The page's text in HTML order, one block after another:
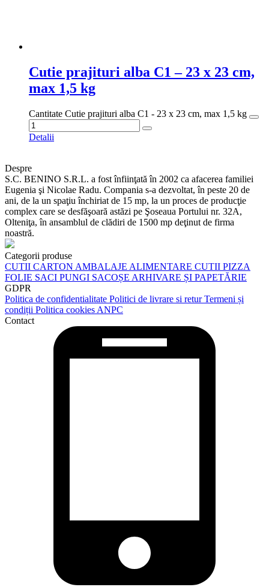
Cutie prajituri alba C1 – 23 x 23 cm,
max 1,5 kg
Cantitate Cutie prajituri alba C1 - 23 x 23 cm, max 1,5 kg
Detalii
Despre
S.C. BENINO S.R.L. a fost înfiinţată în 2002 ca afacerea familiei
Eugenia şi Nicolae Radu. Compania s-a dezvoltat, în peste 20 de
ani, de la un spaţiu închiriat de 15 mp, la un proces de producţie
complex care se desfăşoară astăzi pe Şoseaua Portului nr. 32A,
Olteniţa, în ansamblul de clădiri de 1500 mp deţinut de firma
noastră.
Categorii produse
CUTII CARTON AMBALAJE ALIMENTARE CUTII PIZZA
FOLIE SACI PUNGI SACOȘE ARHIVARE ȘI PAPETĂRIE
GDPR
Politica de confidentialitate Politici de livrare si returTermeni și
condiții Politica cookies ANPC
Contact